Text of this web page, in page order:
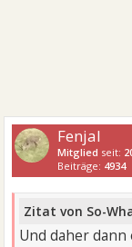
Fenjal
Mitglied seit:
Beiträge: 4934
Zitat von So-
Und daher dann